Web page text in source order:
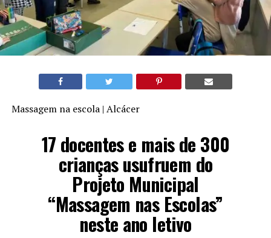
Massagem na escola | Alcácer
17 docentes e mais de 300
crianças usufruem do
Projeto Municipal
“Massagem nas Escolas”
neste ano letivo